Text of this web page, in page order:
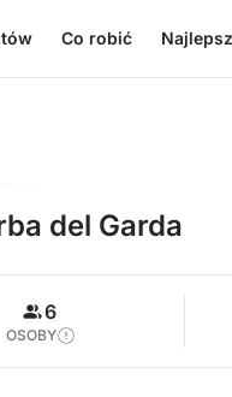
Co robić
del Garda
6
OSOBY